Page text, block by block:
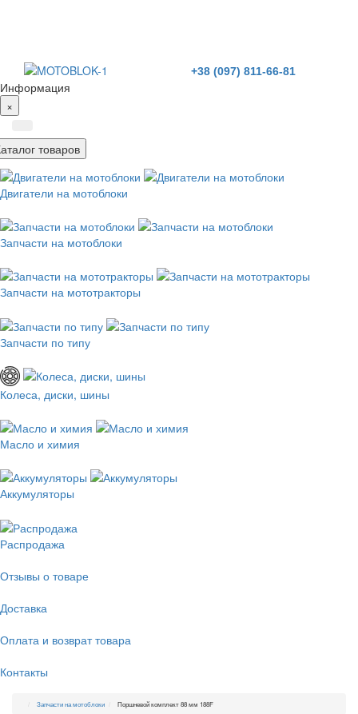
+38 (097) 811-66-81
Информация
×
товаров
Двигатели на мотоблоки
Запчасти на мотоблоки
Запчасти на мототракторы
Запчасти по типу
Колеса, диски, шины
Масло и химия
Аккумуляторы
Распродажа
Отзывы о товаре
Доставка
Оплата и возврат товара
Контакты
Запчасти на мотоблоки Поршневой комплект 88 мм 188F